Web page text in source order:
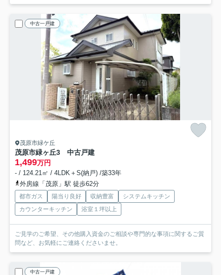
中古一戸建
茂原市緑ケ丘
茂原市緑ヶ丘3 中古戸建
1,499万円
- / 124.21㎡ / 4LDK＋S(納戸) /築33年
外房線「茂原」駅 徒歩62分
都市ガス 陽当り良好 収納豊富
システムキッチン
カウンターキッチン
浴室１坪以上
ご見学のご希望、その他購入資金のご相談や専門的な事項に関するご質
問など、お気軽にご連絡くださいませ。
中古一戸建